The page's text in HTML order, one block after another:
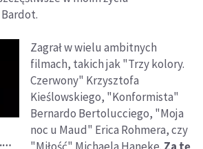
Zagrał w wielu ambitnych
filmach, takich jak "Trzy kolory.
Czerwony" Krzysztofa
Kieślowskiego, "Konformista"
Bernardo Bertolucciego, "Moja
noc u Maud" Erica Rohmera, czy